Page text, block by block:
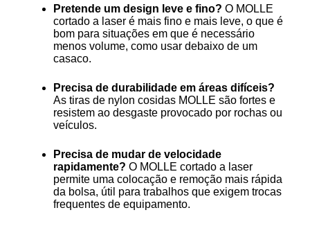
Pretende um design leve e fino? O MOLLE
cortado a laser é mais fino e mais leve, o que é
bom para situações em que é necessário
menos volume, como usar debaixo de um
casaco.
Precisa de durabilidade em áreas difíceis?
As tiras de nylon cosidas MOLLE são fortes e
resistem ao desgaste provocado por rochas ou
veículos.
Precisa de mudar de velocidade
rapidamente? O MOLLE cortado a laser
permite uma colocação e remoção mais rápida
da bolsa, útil para trabalhos que exigem trocas
frequentes de equipamento.